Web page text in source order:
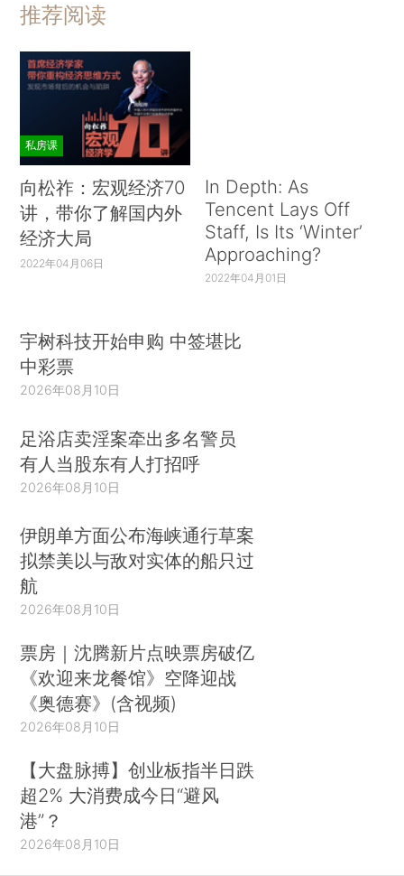
推荐阅读
私房课
向松祚：宏观经济70
讲，带你了解国内外
经济大局
2022年04月06日
In Depth: As
Tencent Lays Off
Staff, Is Its ‘Winter’
Approaching?
2022年04月01日
宇树科技开始申购 中签堪比
中彩票
2026年08月10日
足浴店卖淫案牵出多名警员
有人当股东有人打招呼
2026年08月10日
伊朗单方面公布海峡通行草案
拟禁美以与敌对实体的船只过
航
2026年08月10日
票房｜沈腾新片点映票房破亿
《欢迎来龙餐馆》空降迎战
《奥德赛》(含视频)
2026年08月10日
【大盘脉搏】创业板指半日跌
超2% 大消费成今日“避风
港”？
2026年08月10日